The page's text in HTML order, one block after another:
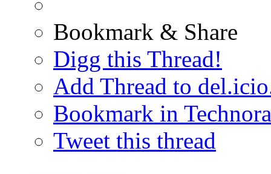
Bookmark & Share
Digg this Thread!
Add Thread to
Bookmark in
Tweet this thread